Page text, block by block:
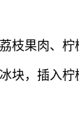
枝果肉、柠
块，插入柠